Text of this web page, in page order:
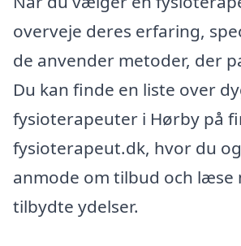
overveje deres erfaring,
de anvender metoder, der
Du kan finde en liste over
fysioterapeuter i Hørby på
fysioterapeut.dk, hvor du
anmode om tilbud och læse
tilbydte ydelser.